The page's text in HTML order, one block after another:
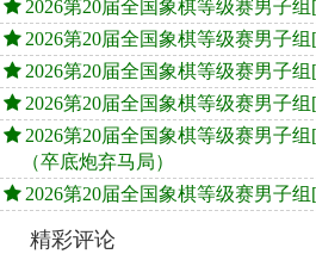
2026第20届全国象棋等级赛男子
2026第20届全国象棋等级赛男子
2026第20届全国象棋等级赛男子
2026第20届全国象棋等级赛男子
2026第20届全国象棋等级赛男子
（卒底炮弃马局）
2026第20届全国象棋等级赛男子
精彩评论